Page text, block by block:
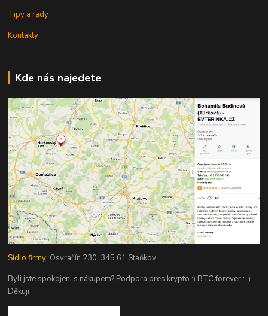
Tipy a rady
Kontakty
Kde nás najedete
Sídlo firmy: Osvračín 230, 345 61 Staňkov
Byli jste spokojeni s nákupem? Podpora pres krypto :) BTC forever :-)
Děkuji